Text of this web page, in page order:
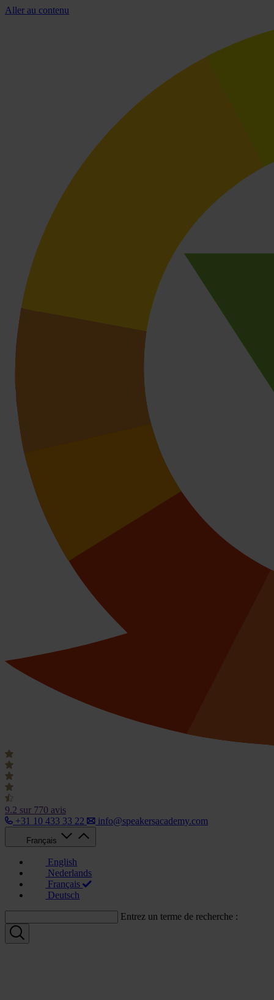
Aller au contenu
9.2 sur 770 avis
+31 10 433 33 22
info@speakersacademy.com
Français
English
Nederlands
Français
Deutsch
Entrez un terme de recherche :